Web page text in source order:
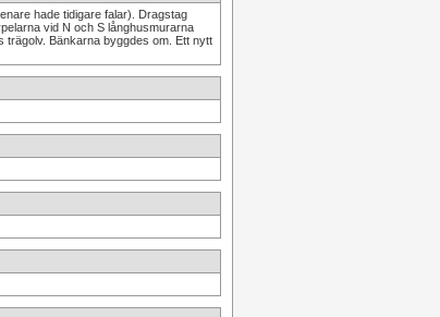
hade tidigare falar). Dragstag
vid N och S långhusmurarna
Bänkarna byggdes om. Ett nytt